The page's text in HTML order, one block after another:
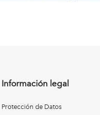
Información legal
Protección de Datos